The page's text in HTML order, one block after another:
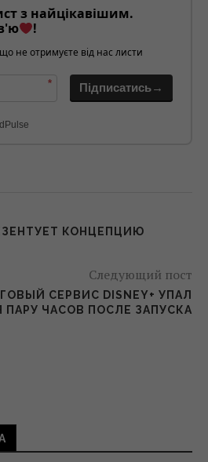
з найцікавішим.
!
не отримуєте від нас листи
* Підписатись→
КОНЦЕПЦИЮ
Следующий пост
СЕРВИС DISNEY+ УПАЛ
ПАРУ ЧАСОВ ПОСЛЕ ЗАПУСКА